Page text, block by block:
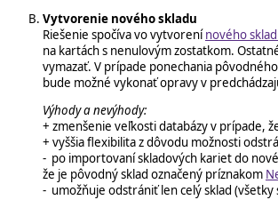
Vytvorenie nového skladu
Riešenie spočíva vo vytvorenínového
na kartách s nenulovým zostatkom.
vymazať. V prípade ponechania
bude možné vykonať opravy v
Výhody a nevýhody:
+ zmenšenie veľkosti databázy v prípade,
+ vyššia flexibilita z dôvodu možnosti
- po importovaní skladových kariet do
že je pôvodný sklad označený príznakom
- umožňuje odstrániť len celý sklad